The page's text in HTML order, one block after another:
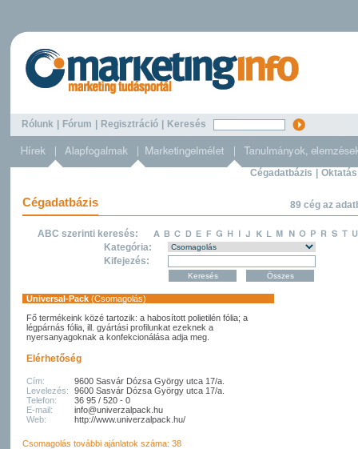
Rólunk Fórum Regisztráció Keresés
Cégadatbázis Oktatás
Cégadatbázis 89 cég az
ABC szerinti keresés:
Kategória:
Kifejezés:
Universal-Pack (Csomagolás)
Fő termékeink közé tartozik: a habosított polietilén fólia; a
légpárnás fólia, ill. gyártási profilunkat ezeknek a
nyersanyagoknak a konfekcionálása adja meg.
Elérhetőség
Cím:
9600 Sasvár Dózsa György utca 17/a.
Levelezés:
9600 Sasvár Dózsa György utca 17/a.
Telefon:
36 95 / 520 - 0
E-mail:
info@univerzalpack.hu
Web:
http://www.univerzalpack.hu/
Csomagolás további ajánlatok száma: 38